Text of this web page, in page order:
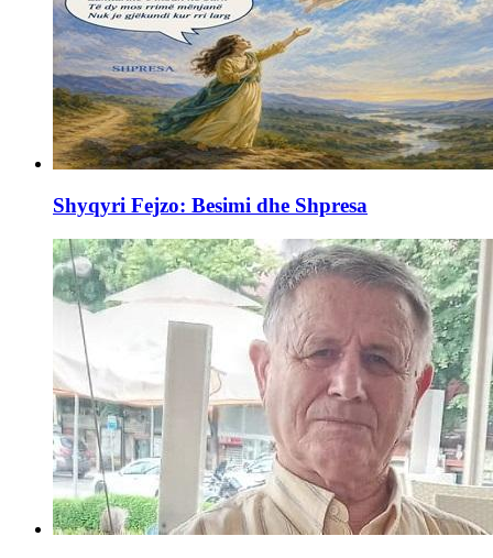
Shyqyri Fejzo: Besimi dhe Shpresa